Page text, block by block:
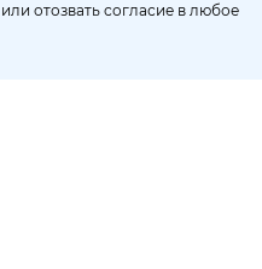
отозвать согласие в любое